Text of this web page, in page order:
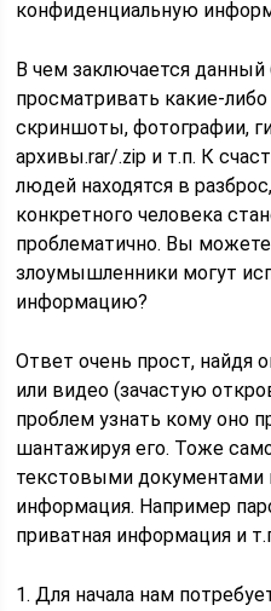
конфиденциальную
В чем заключается
просматривать какие-
скриншоты, фотографии,
архивы.rar/.zip и т.п. К
людей находятся в
конкретного человека
проблематично. Вы
злоумышленники могут
информацию?
Ответ очень прост, найдя
или видео (зачастую
проблем узнать кому оно
шантажируя его. Тоже
текстовыми
информация. Например
приватная информация и
1. Для начала нам